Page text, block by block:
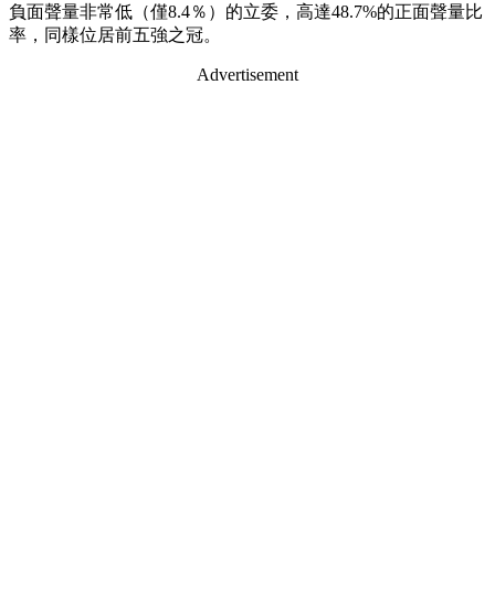
負面聲量非常低（僅8.4％）的立委，高達48.7%的正面聲量比
率，同樣位居前五強之冠。
Advertisement